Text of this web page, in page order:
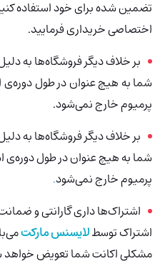
تضمین شده برای خود استفاده
اختصاصی خریداری فرمایید.
بر خلاف دیگر فروشگاه‌ها به
شما به هیچ عنوان در طول دوره‌ی
پرمیوم خارج نمی‌شود.
بر خلاف دیگر فروشگاه‌ها به
شما به هیچ عنوان در طول دوره‌ی
پرمیوم خارج نمی‌شود.
اشتراک‌ها داری گارانتی و
اشتراک توسطلایسنس مارکت
مشکلی اکانت شما تعویض